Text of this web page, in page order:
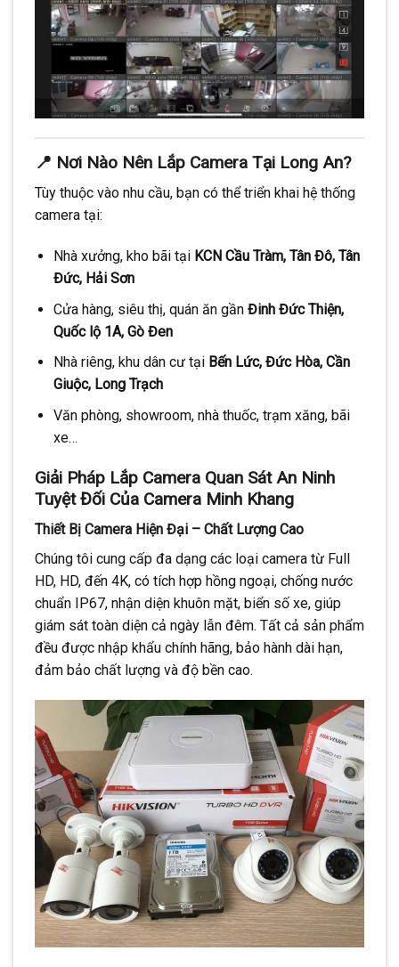
📍 Nơi Nào Nên Lắp Camera Tại Long An?
Tùy thuộc vào nhu cầu, bạn có thể triển khai hệ thống
camera tại:
Nhà xưởng, kho bãi tại KCN Cầu Tràm, Tân Đô, Tân
Đức, Hải Sơn
Cửa hàng, siêu thị, quán ăn gần Đinh Đức Thiện,
Quốc lộ 1A, Gò Đen
Nhà riêng, khu dân cư tại Bến Lức, Đức Hòa, Cần
Giuộc, Long Trạch
Văn phòng, showroom, nhà thuốc, trạm xăng, bãi
xe…
Giải Pháp Lắp Camera Quan Sát An Ninh
Tuyệt Đối Của Camera Minh Khang
Thiết Bị Camera Hiện Đại – Chất Lượng Cao
Chúng tôi cung cấp đa dạng các loại camera từ Full
HD, HD, đến 4K, có tích hợp hồng ngoại, chống nước
chuẩn IP67, nhận diện khuôn mặt, biển số xe, giúp
giám sát toàn diện cả ngày lẫn đêm. Tất cả sản phẩm
đều được nhập khẩu chính hãng, bảo hành dài hạn,
đảm bảo chất lượng và độ bền cao.